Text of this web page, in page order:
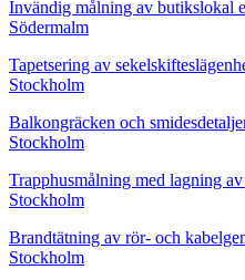
Invändig målning av butikslokal
Södermalm
Tapetsering av
Stockholm
Balkongräcken och
Stockholm
Trapphusmålning med lagning
Stockholm
Brandtätning av rör- och
Stockholm